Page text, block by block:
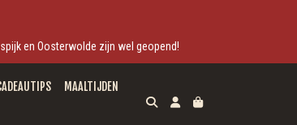
en Oosterwolde zijn wel geopend!
MAALTIJDEN